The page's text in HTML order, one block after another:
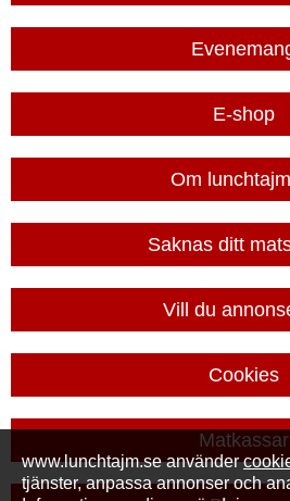
E-shop
Om
Saknas ditt
Vill du
Cookies
Matkassar
www.lunchtajm.se använder
tjänster, anpassa annonser och